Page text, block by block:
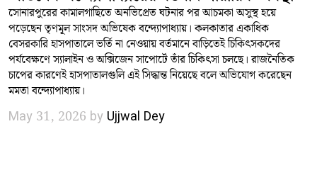
​সোনারপুরের কামালগাছিতে অনভিপ্রেত ঘটনার পর আচমকা অসুস্থ হয়ে
পড়েছেন তৃণমূল সাংসদ অভিষেক বন্দ্যোপাধ্যায়। কলকাতার একাধিক
বেসরকারি হাসপাতালে ভর্তি না নেওয়ায় বর্তমানে বাড়িতেই চিকিৎসকদের
পর্যবেক্ষণে স্যালাইন ও অক্সিজেন সাপোর্টে তাঁর চিকিৎসা চলছে। রাজনৈতিক
চাপের কারণেই হাসপাতালগুলি এই সিদ্ধান্ত নিয়েছে বলে অভিযোগ করেছেন
মমতা বন্দ্যোপাধ্যায়।
May 31, 2026 by Ujjwal Dey